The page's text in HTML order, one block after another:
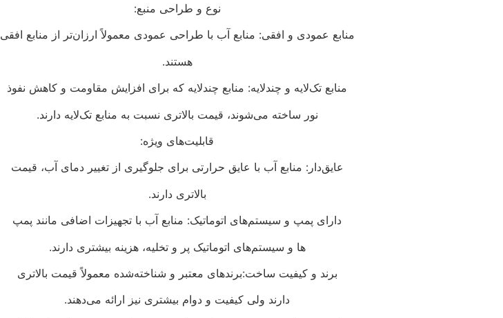
نوع و طراحی منبع:
منابع عمودی و افقی: منابع آب با طراحی عمودی معمولاً ارزان‌تر از منابع افقی
هستند.
منابع تک‌لایه و چندلایه: منابع چندلایه که برای افزایش مقاومت و کاهش نفوذ
نور ساخته می‌شوند، قیمت بالاتری نسبت به منابع تک‌لایه دارند.
قابلیت‌های ویژه:
عایق‌دار: منابع آب با عایق حرارتی برای جلوگیری از تغییر دمای آب، قیمت
بالاتری دارند.
دارای پمپ و سیستم‌های اتوماتیک: منابع آب با تجهیزات اضافی مانند پمپ‌
ها و سیستم‌های اتوماتیک پر و تخلیه، هزینه بیشتری دارند.
برند و کیفیت ساخت:برندهای معتبر و شناخته‌شده معمولاً قیمت بالاتری
دارند ولی کیفیت و دوام بیشتری نیز ارائه می‌دهند.